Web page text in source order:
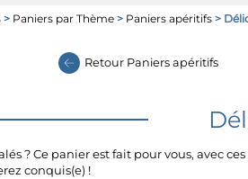
> Paniers par Thème > Paniers apéritifs >
Retour Paniers apéritifs
? Ce panier est fait pour vous, avec
conquis(e) !